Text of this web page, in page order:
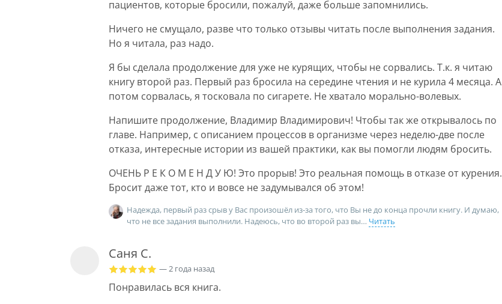
пациентов, которые бросили, пожалуй, даже больше запомнились.
Ничего не смущало, разве что только отзывы читать после выполнения задания.
Но я читала, раз надо.
Я бы сделала продолжение для уже не курящих, чтобы не сорвались. Т.к. я читаю
книгу второй раз. Первый раз бросила на середине чтения и не курила 4 месяца. А
потом сорвалась, я тосковала по сигарете. Не хватало морально-волевых.
Напишите продолжение, Владимир Владимирович! Чтобы так же открывалось по
главе. Например, с описанием процессов в организме через неделю-две после
отказа, интересные истории из вашей практики, как вы помогли людям бросить.
ОЧЕНЬ Р Е К О М Е Н Д У Ю! Это прорыв! Это реальная помощь в отказе от курения.
Бросит даже тот, кто и вовсе не задумывался об этом!
Надежда, первый раз срыв у Вас произошёл из-за того, что Вы не до конца прочли книгу. И думаю,
что не все задания выполнили. Надеюсь, что во второй раз вы
Читать
Саня С.
— 2 года назад
Понравилась вся книга.